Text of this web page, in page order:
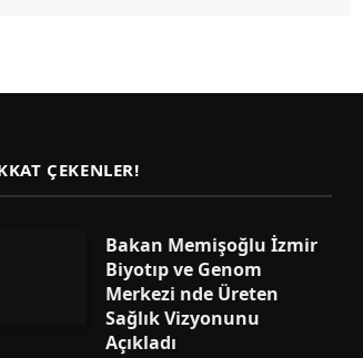
ÇEKENLER!
Bakan Memişoğlu İzmir
Biyotıp ve Genom
Merkezi nde Üreten
Sağlık Vizyonunu
Açıkladı